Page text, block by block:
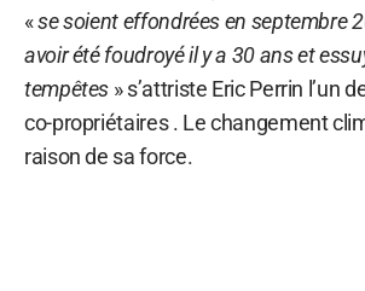
«se soient effondrées en septembre
avoir été foudroyé il y a 30 ans et
tempêtes » s’attriste Eric Perrin l’un
co-propriétaires . Le changement
raison de sa force.